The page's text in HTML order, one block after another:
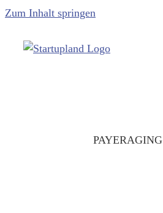
Zum Inhalt springen
PAYERAGING